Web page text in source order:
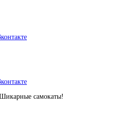
самокаты!